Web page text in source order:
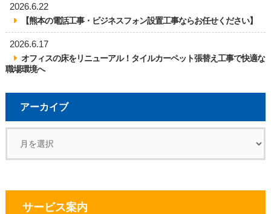
2026.6.22
【熊本の電話工事・ビジネスフォン設置工事ならお任せください】
2026.6.17
オフィスの床をリニューアル！タイルカーペット張替え工事で快適な
職場環境へ
アーカイブ
サービス案内